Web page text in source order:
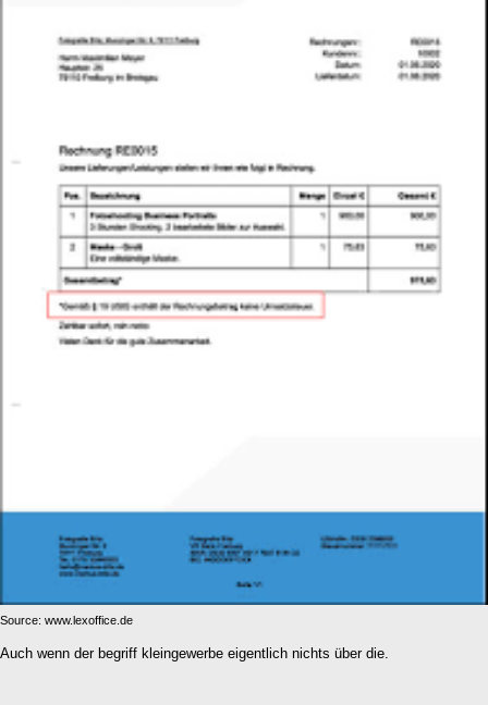
Source: www.lexoffice.de
Auch wenn der begriff kleingewerbe eigentlich nichts über die.